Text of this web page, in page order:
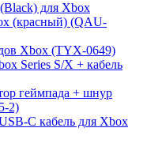
для Xbox
(красный) (QAU-
Xbox (TYX-0649)
Series S/X + кабель
геймпада + шнур
2)
C кабель для Xbox